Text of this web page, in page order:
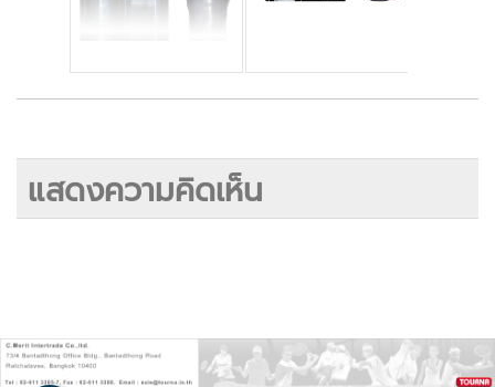
แสดงความคิดเห็น